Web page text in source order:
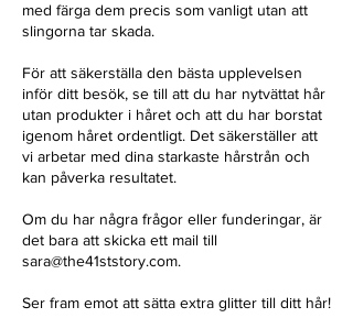
med färga dem precis som vanligt utan att
slingorna tar skada.
För att säkerställa den bästa upplevelsen
inför ditt besök, se till att du har nytvättat hår
utan produkter i håret och att du har borstat
igenom håret ordentligt. Det säkerställer att
vi arbetar med dina starkaste hårstrån och
kan påverka resultatet.
Om du har några frågor eller funderingar, är
det bara att skicka ett mail till
sara@the41ststory.com.
Ser fram emot att sätta extra glitter till ditt hår!